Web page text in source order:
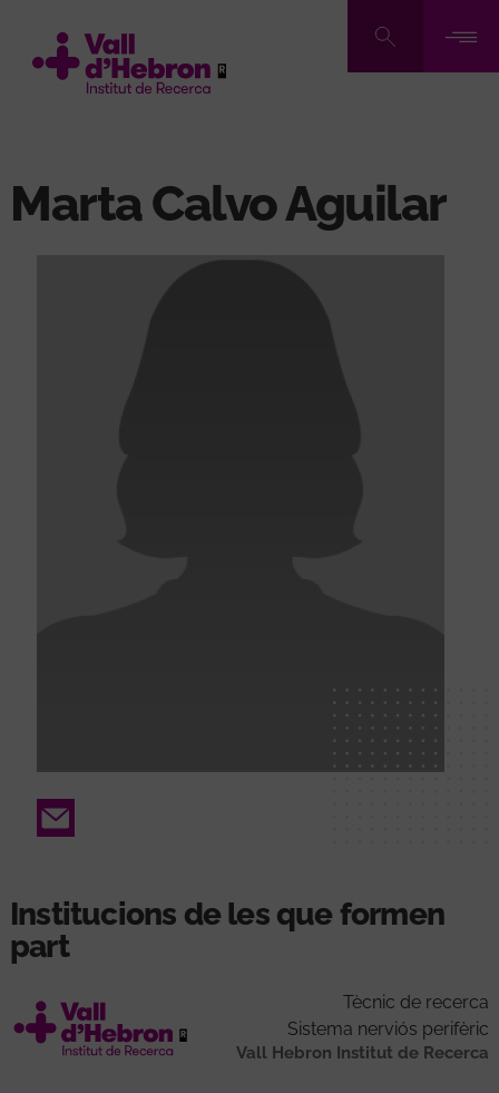
contingut
Marta Calvo Aguilar
Email
Institucions de les que formen
part
Tècnic de recerca
Sistema nerviós perifèric
Vall Hebron Institut de Recerca